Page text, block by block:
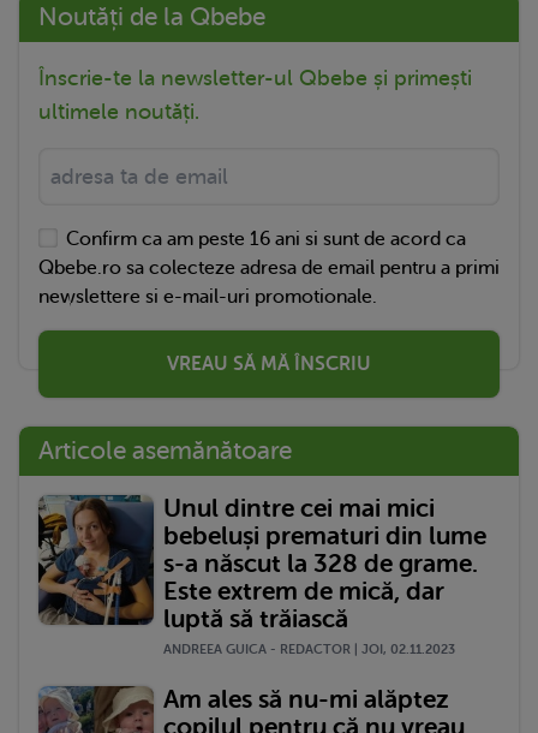
Noutăți de la Qbebe
Înscrie-te la newsletter-ul Qbebe și primești
ultimele noutăți.
Confirm ca am peste 16 ani si sunt de acord ca
Qbebe.ro sa colecteze adresa de email pentru a primi
newslettere si e-mail-uri promotionale.
VREAU SĂ MĂ ÎNSCRIU
Articole asemănătoare
Unul dintre cei mai mici
bebeluși prematuri din lume
s-a născut la 328 de grame.
Este extrem de mică, dar
luptă să trăiască
ANDREEA GUICA - REDACTOR | JOI, 02.11.2023
Am ales să nu-mi alăptez
copilul pentru că nu vreau